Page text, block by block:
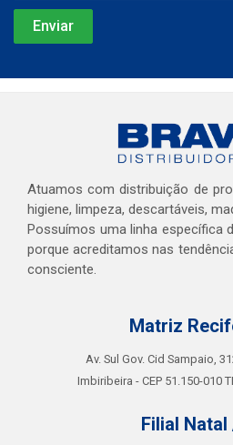
Atuamos com distribuição de
higiene, limpeza, descartáveis,
Possuímos uma linha específica
porque acreditamos nas
consciente.
Matriz
Av. Sul Gov. Cid Sampaio,
Imbiribeira - CEP 51.150-010
Filial Natal